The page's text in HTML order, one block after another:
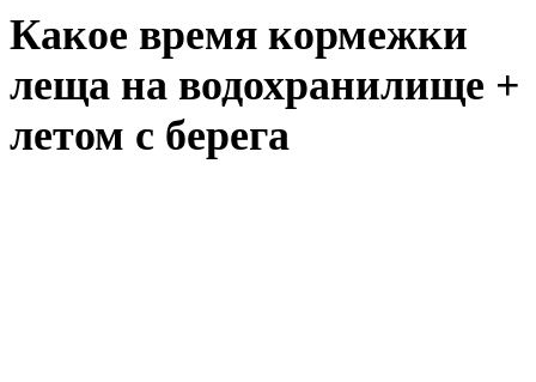
Какое время кормежки
леща на водохранилище +
летом с берега